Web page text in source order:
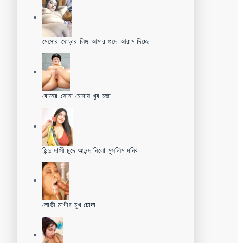
মেসোর ঘোড়ার লিঙ্গ আমার গুদে আরাম দিচ্ছে
বোনের সোনা চোদায় খুব মজা
হিন্দু দাসী চুদে আনন্দ নিলো মুসলিম মনিব
লোভী মাগীর মুখ চোদা